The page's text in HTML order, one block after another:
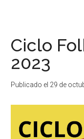
Ciclo
2023
Publicado el 29 de